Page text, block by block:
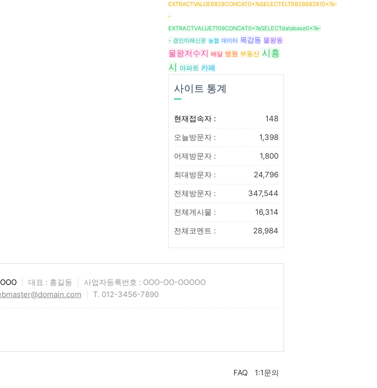
EXTRACTVALUE6828CONCAT0x7eSELECTELT6828682810x7e-
-
EXTRACTVALUE7109CONCAT0x7eSELECTdatabase0x7e-
- 경인미래신문 농협 데이터 목감동 물왕동
물왕저수지 배달 병원 부동산 시흥
시 아파트 카페
사이트 통계
현재접속자 :
148
오늘방문자 :
1,398
어제방문자 :
1,800
최대방문자 :
24,796
전체방문자 :
347,544
전체게시물 :
16,314
전체코멘트 :
28,984
대표 : 홍길동
사업자등록번호 : OOO-OO-OOOOO
T. 012-3456-7890
FAQ 1:1문의